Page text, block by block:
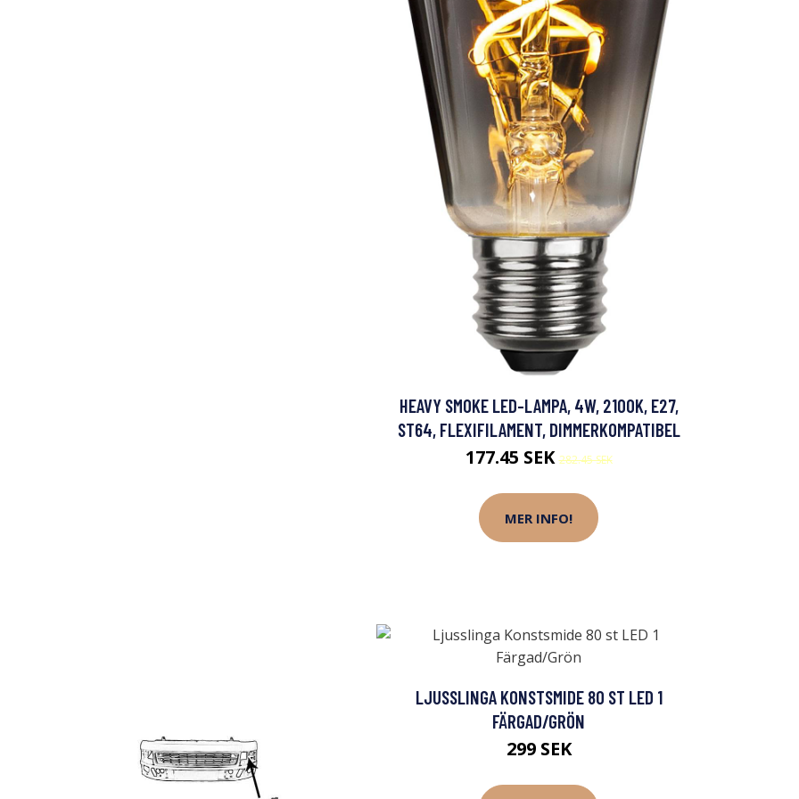
HEAVY SMOKE LED-LAMPA, 4W, 2100K, E27,
ST64, FLEXIFILAMENT, DIMMERKOMPATIBEL
177.45 SEK282.45 SEK
MER INFO!
LJUSSLINGA KONSTSMIDE 80 ST LED 1
FÄRGAD/GRÖN
299 SEK